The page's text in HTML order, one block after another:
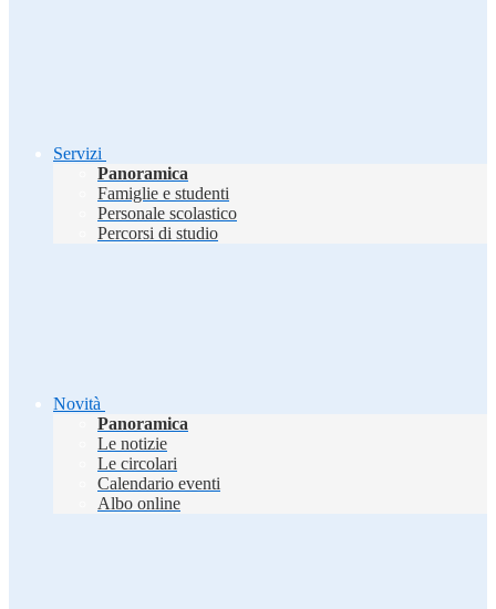
Servizi
Panoramica
Famiglie e studenti
Personale scolastico
Percorsi di studio
Novità
Panoramica
Le notizie
Le circolari
Calendario eventi
Albo online